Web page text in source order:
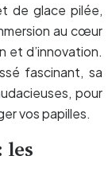
de glace pilée,
au cœur
et d’innovation.
fascinant, sa
pour
vos papilles.
les